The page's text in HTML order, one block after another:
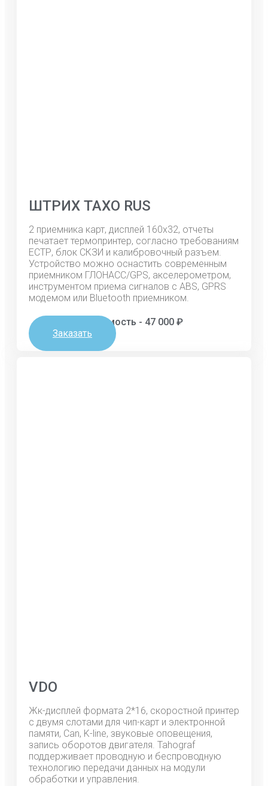
ШТРИХ ТАХО RUS
2 приемника карт, дисплей 160х32, отчеты
печатает термопринтер, согласно требованиям
ЕСТР, блок СКЗИ и калибровочный разъем.
Устройство можно оснастить современным
приемником ГЛОНАСС/GPS, акселерометром,
инструментом приема сигналов с ABS, GPRS
модемом или Bluеtооth приемником.
Стоимость - 47 000 ₽
Заказать
VDO
Жк-дисплей формата 2*16, скоростной принтер
с двумя слотами для чип-карт и электронной
памяти, Can, K-line, звуковые оповещения,
запись оборотов двигателя. Tahograf
поддерживает проводную и беспроводную
технологию передачи данных на модули
обработки и управления.